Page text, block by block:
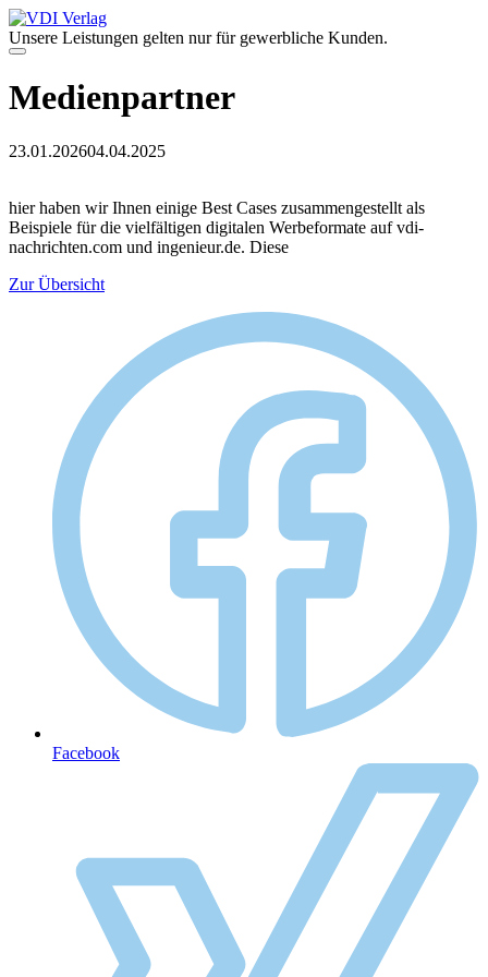
Zum
Inhalt
springen
Unsere Leistungen gelten nur für gewerbliche Kunden.
Menü
Medienpartner
23.01.202604.04.2025
hier haben wir Ihnen einige Best Cases zusammengestellt als
Beispiele für die vielfältigen digitalen Werbeformate auf vdi-
nachrichten.com und ingenieur.de. Diese
Zur Übersicht
Facebook